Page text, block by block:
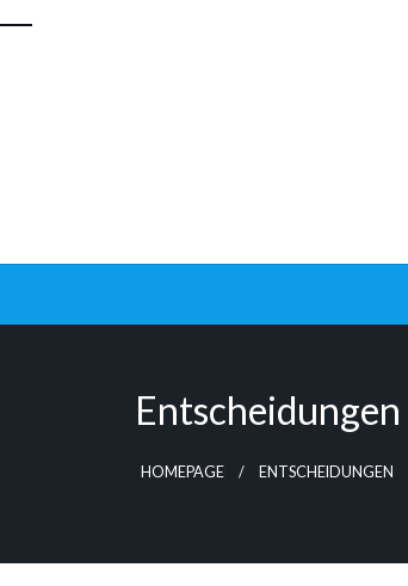
Entscheidungen
HOMEPAGE ENTSCHEIDUNGEN